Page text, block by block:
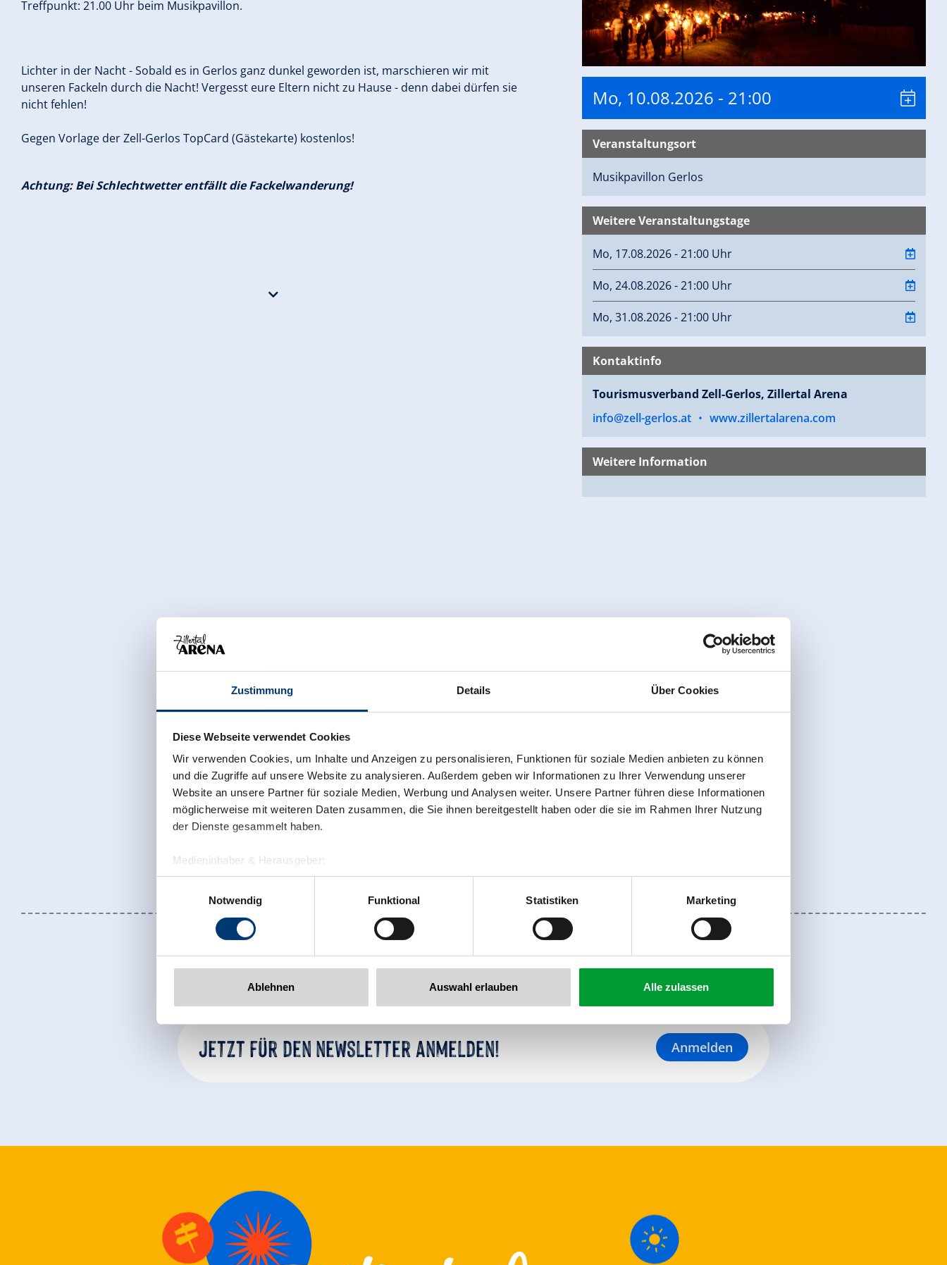
Zustimmung Details Über Cookies
Diese Webseite verwendet Cookies
Wir verwenden Cookies, um Inhalte und Anzeigen zu personalisieren, Funktionen für soziale Medien anbieten zu können
und die Zugriffe auf unsere Website zu analysieren. Außerdem geben wir Informationen zu Ihrer Verwendung unserer
Website an unsere Partner für soziale Medien, Werbung und Analysen weiter. Unsere Partner führen diese Informationen
möglicherweise mit weiteren Daten zusammen, die Sie ihnen bereitgestellt haben oder die sie im Rahmen Ihrer Nutzung
der Dienste gesammelt haben.
Medieninhaber & Herausgeber:
Zeller Bergbahnen Zillertal GmbH & Co KG
Rohr 23// A-6280 Zell am Ziller
www.zillertalarena.com
Notwendig
Funktional Statistiken Marketing
Ablehnen Auswahl erlauben Alle zulassen
Treffpunkt: 21.00 Uhr beim Musikpavillon.
Lichter in der Nacht - Sobald es in Gerlos ganz dunkel geworden ist, marschieren wir mit
unseren Fackeln durch die Nacht! Vergesst eure Eltern nicht zu Hause - denn dabei dürfen sie
nicht fehlen!
Gegen Vorlage der Zell-Gerlos TopCard (Gästekarte) kostenlos!
Achtung: Bei Schlechtwetter entfällt die Fackelwanderung!
Mo, 10.08.2026 - 21:00
Veranstaltungsort
Musikpavillon Gerlos
Weitere Veranstaltungstage
Mo, 17.08.2026 - 21:00 Uhr
Mo, 24.08.2026 - 21:00 Uhr
Mo, 31.08.2026 - 21:00 Uhr
Kontaktinfo
Tourismusverband Zell-Gerlos, Zillertal Arena
info@zell-gerlos.at • www.zillertalarena.com
Weitere Information
Jetzt für den newsletter anmelden! Anmelden